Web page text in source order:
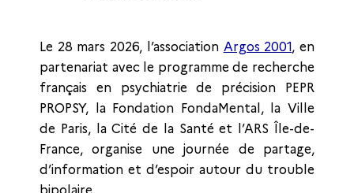
Le 28 mars 2026, l’association Argos 2001, en
partenariat avec le programme de recherche
français en psychiatrie de précision PEPR
PROPSY, la Fondation FondaMental, la Ville
de Paris, la Cité de la Santé et l’ARS Île-de-
France, organise une journée de partage,
d’information et d’espoir autour du trouble